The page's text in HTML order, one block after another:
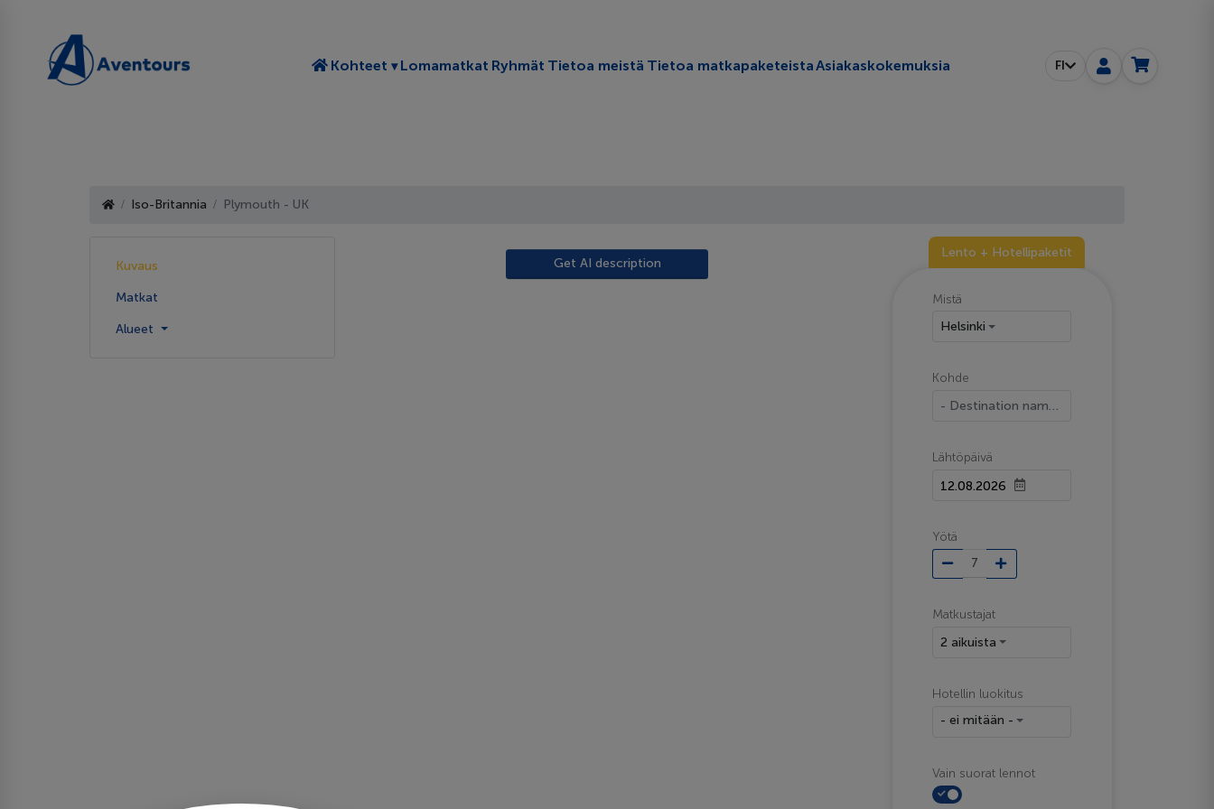
Kohteet Toggle submenu
Lomamatkat Ryhmät Tietoa meistä Tietoa matkapaketeistaAsiakaskokemuksia FI
Iso-Britannia Plymouth - UK
Kuvaus
Matkat
Alueet
Get AI description
Lento + Hotellipaketit
Mistä
Helsinki
Kohde
- Destination name -
Lähtöpäivä
Yötä
Matkustajat
2 aikuista
Hotellin luokitus
- ei mitään -
Vain suorat lennot